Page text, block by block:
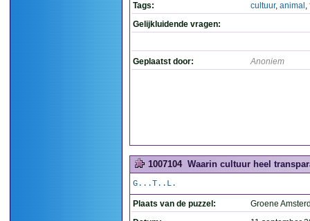
Tags:
cultuur, animal ,
Gelijkluidende vragen:
Geplaatst door: Anoniem
1007104 Waarin cultuur heel
G...T..L.
Plaats van de puzzel:
Groene